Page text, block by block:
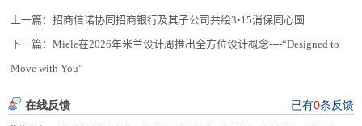
上一篇：招商信诺协同招商银行及其子公司共绘3•15消保同心圆
下一篇：Miele在2026年米兰设计周推出全方位设计概念----“Designed to
Move with You”